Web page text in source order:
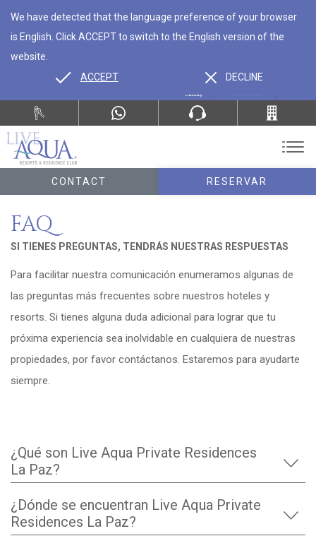
CONTACT RESERVAR
We have detected that the language preference of your browser
is English. Click ACCEPT to switch to the English version of the
website.
ACCEPT
DECLINE
FAQ
SI TIENES PREGUNTAS, TENDRÁS NUESTRAS RESPUESTAS
Para facilitar nuestra comunicación enumeramos algunas de
las preguntas más frecuentes sobre nuestros hoteles y
resorts. Si tienes alguna duda adicional para lograr que tu
próxima experiencia sea inolvidable en cualquiera de nuestras
propiedades, por favor contáctanos. Estaremos para ayudarte
siempre.
¿Qué son Live Aqua Private Residences
La Paz?
¿Dónde se encuentran Live Aqua Private
Residences La Paz?